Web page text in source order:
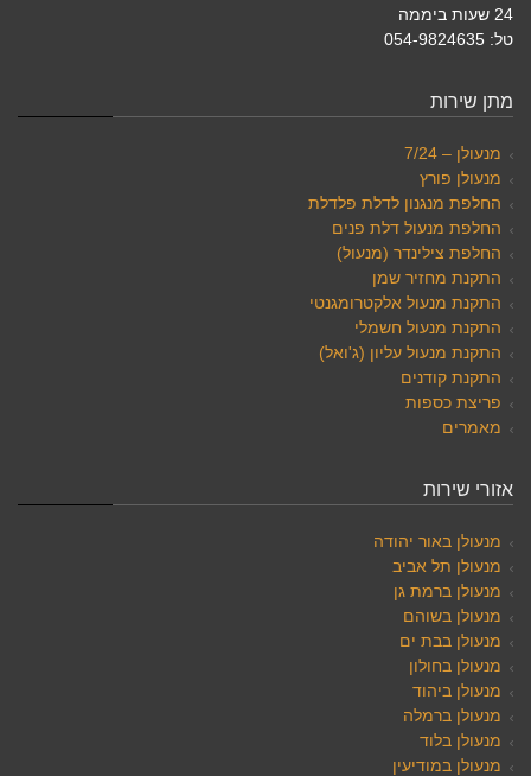
24 שעות ביממה
טל: 054-9824635
מתן שירות
מנעולן – 7/24
מנעולן פורץ
החלפת מנגנון לדלת פלדלת
החלפת מנעול דלת פנים
החלפת צילינדר (מנעול)
התקנת מחזיר שמן
התקנת מנעול אלקטרומגנטי
התקנת מנעול חשמלי
התקנת מנעול עליון (ג'ואל)
התקנת קודנים
פריצת כספות
מאמרים
אזורי שירות
מנעולן באור יהודה
מנעולן תל אביב
מנעולן ברמת גן
מנעולן בשוהם
מנעולן בבת ים
מנעולן בחולון
מנעולן ביהוד
מנעולן ברמלה
מנעולן בלוד
מנעולן במודיעין